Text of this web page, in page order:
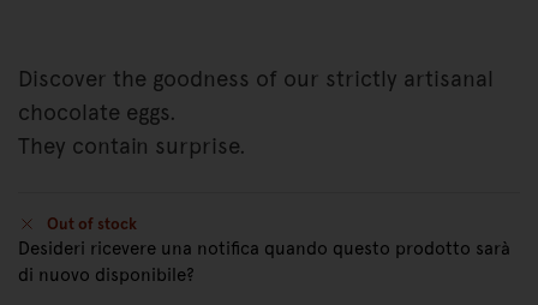
Discover the goodness of our strictly artisanal
chocolate eggs.
They contain surprise.
Out of stock
Desideri ricevere una notifica quando questo prodotto sarà
di nuovo disponibile?